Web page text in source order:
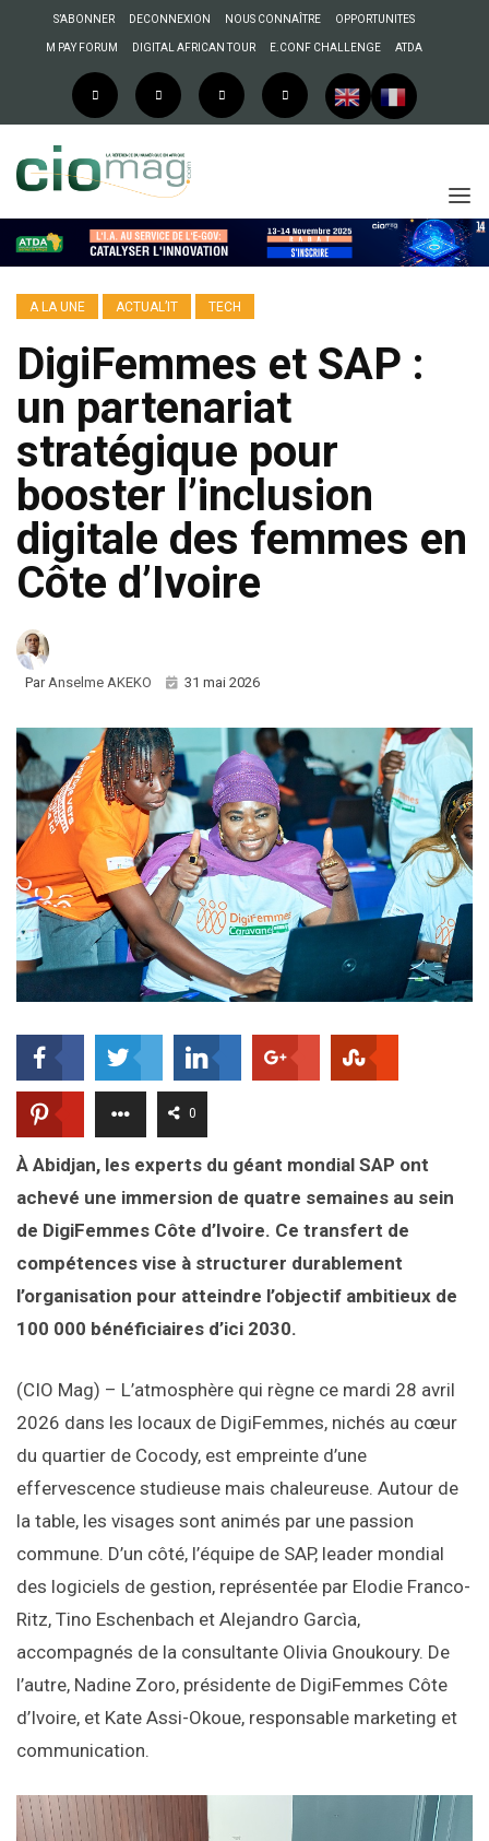
S’ABONNER DECONNEXION NOUS CONNAÎTRE OPPORTUNITES
M PAY FORUM DIGITAL AFRICAN TOUR E.CONF CHALLENGE ATDA
A LA UNE ACTUAL’IT TECH
DigiFemmes et SAP :
un partenariat
stratégique pour
booster l’inclusion
digitale des femmes en
Côte d’Ivoire
ParAnselme AKEKO 31 mai 2026
0
À Abidjan, les experts du géant mondial SAP ont
achevé une immersion de quatre semaines au sein
de DigiFemmes Côte d’Ivoire. Ce transfert de
compétences vise à structurer durablement
l’organisation pour atteindre l’objectif ambitieux de
100 000 bénéficiaires d’ici 2030.
(CIO Mag) – L’atmosphère qui règne ce mardi 28 avril
2026 dans les locaux de DigiFemmes, nichés au cœur
du quartier de Cocody, est empreinte d’une
effervescence studieuse mais chaleureuse. Autour de
la table, les visages sont animés par une passion
commune. D’un côté, l’équipe de SAP, leader mondial
des logiciels de gestion, représentée par Elodie Franco-
Ritz, Tino Eschenbach et Alejandro Garcìa,
accompagnés de la consultante Olivia Gnoukoury. De
l’autre, Nadine Zoro, présidente de DigiFemmes Côte
d’Ivoire, et Kate Assi-Okoue, responsable marketing et
communication.